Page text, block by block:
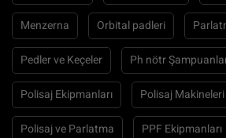
Menzerna Orbital padleri
Pedler ve Keçeler Ph nötr
Polisaj Ekipmanları Polisaj Makineleri
Polisaj ve Parlatma PPF Ekipmanları